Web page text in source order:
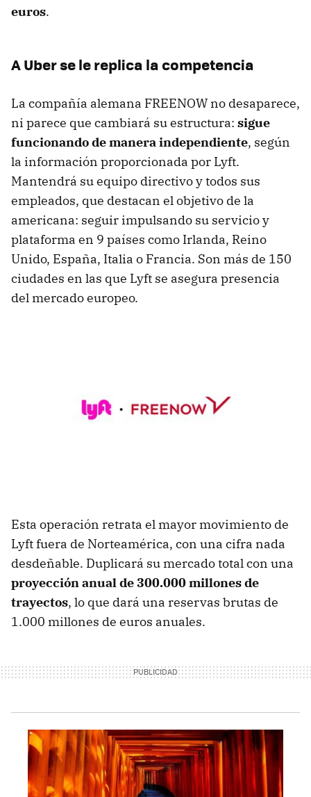
euros.
A Uber se le replica la competencia
La compañía alemana FREENOW no desaparece,
ni parece que cambiará su estructura: sigue
funcionando de manera independiente, según
la información proporcionada por Lyft.
Mantendrá su equipo directivo y todos sus
empleados, que destacan el objetivo de la
americana: seguir impulsando su servicio y
plataforma en 9 países como Irlanda, Reino
Unido, España, Italia o Francia. Son más de 150
ciudades en las que Lyft se asegura presencia
del mercado europeo.
Esta operación retrata el mayor movimiento de
Lyft fuera de Norteamérica, con una cifra nada
desdeñable. Duplicará su mercado total con una
proyección anual de 300.000 millones de
trayectos, lo que dará una reservas brutas de
1.000 millones de euros anuales.